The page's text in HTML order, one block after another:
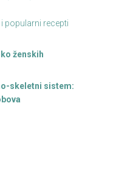
popularni recepti
ženskih
skeletni sistem: